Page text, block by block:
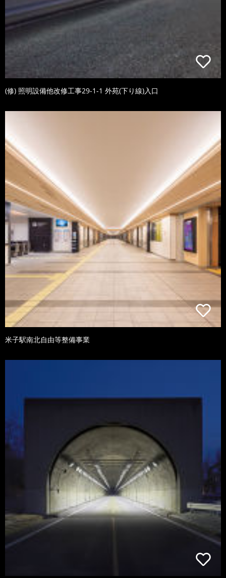
(修) 照明設備他改修工事29-1-1 外苑(下り線)入口
米子駅南北自由等整備事業